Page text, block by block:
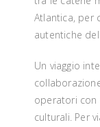
Atlantica, per
autentiche
Un viaggio
operatori con
culturali. Per